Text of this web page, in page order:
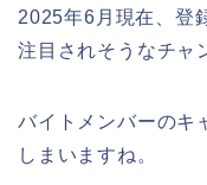
2025年6月現在、登
注目されそうなチャ
バイトメンバーのキ
しまいますね。